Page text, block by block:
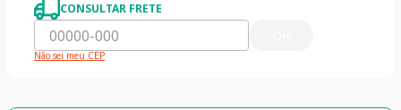
CONSULTAR FRETE
Não sei meu CEP